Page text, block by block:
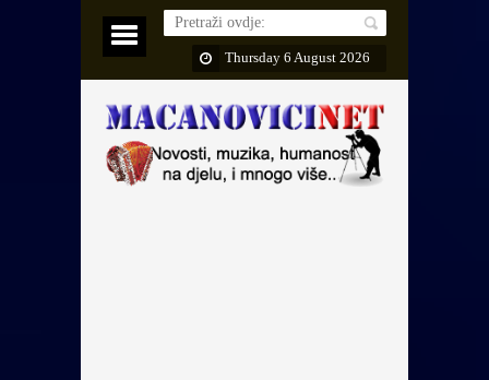
Thursday 6 August 2026